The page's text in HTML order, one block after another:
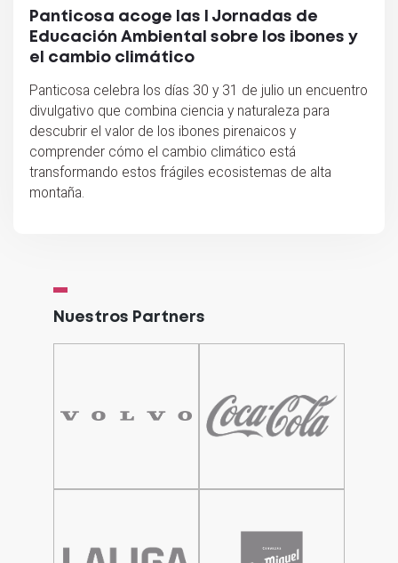
Panticosa acoge las I Jornadas de
Educación Ambiental sobre los ibones y
el cambio climático
Panticosa celebra los días 30 y 31 de julio un encuentro
divulgativo que combina ciencia y naturaleza para
descubrir el valor de los ibones pirenaicos y
comprender cómo el cambio climático está
transformando estos frágiles ecosistemas de alta
montaña.
Nuestros Partners